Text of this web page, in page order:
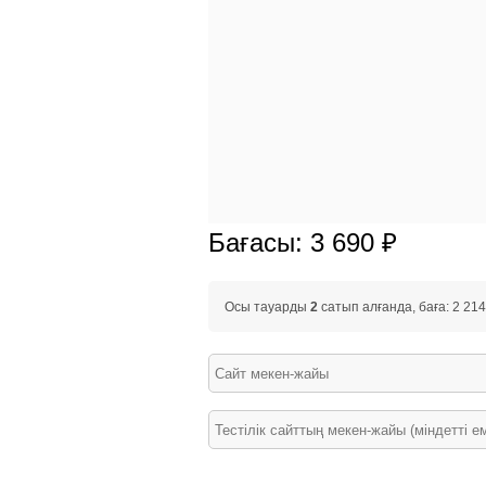
Бағасы: 3 690 ₽
Осы тауарды 2сатып алғанда, баға: 2